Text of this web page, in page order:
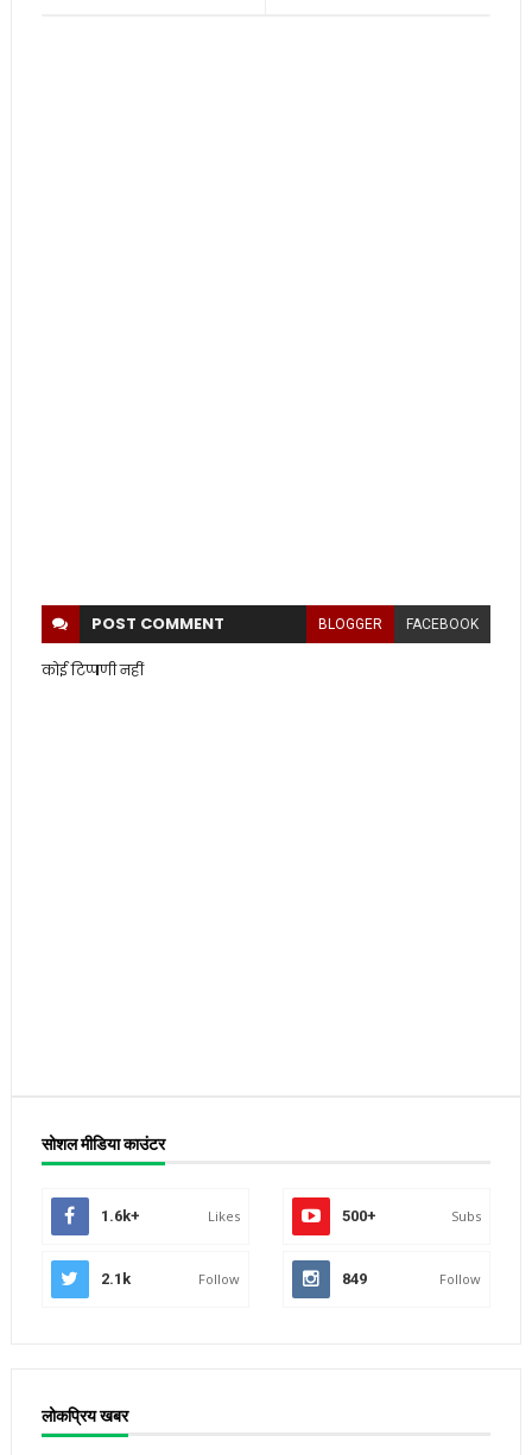
POST COMMENT BLOGGER FACEBOOK
कोई टिप्पणी नहीं
सोशल मीडिया काउंटर
1.6k+ Likes 500+ Subs
2.1k Follow 849 Follow
लोकप्रिय खबर